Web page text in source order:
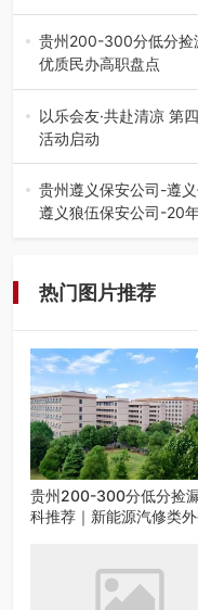
2026年7月31日，喜百
会在贵阳隆重举行。…
贵州200-300分低分捡
优质民办高职盘点
在贵州省高考志愿填
的省内工科、新能源汽
以乐会友·共赴清凉 第
活动启动
七月的贵阳，清风送爽
弦乐（合唱）艺术交流
贵州遵义保安公司-遵
遵义狼伍保安公司-20
热门图片推荐
贵州200-300分低分捡
科推荐｜新能源汽修类